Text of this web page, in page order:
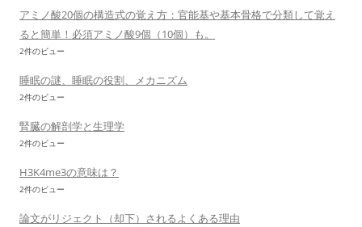
アミノ酸20個の構造式の覚え方：官能基や基本骨格で分類して覚え
ると簡単！必須アミノ酸9個（10個）も。
2件のビュー
睡眠の謎、睡眠の役割、メカニズム
2件のビュー
腎臓の解剖学と生理学
2件のビュー
H3K4me3の意味は？
2件のビュー
論文がリジェクト（却下）されるよくある理由